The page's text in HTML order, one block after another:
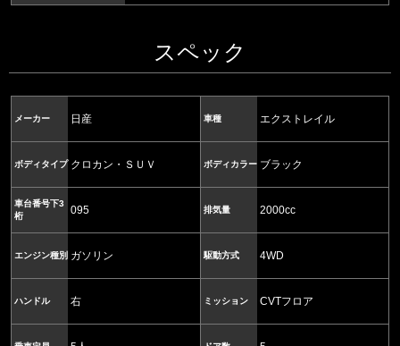
スペック
メーカー 日産 車種 エクストレイル
ボディタイプ クロカン・ＳＵＶ ボディカラー ブラック
車台番号下3
桁
095 排気量 2000cc
エンジン種別 ガソリン 駆動方式 4WD
ハンドル 右 ミッション CVTフロア